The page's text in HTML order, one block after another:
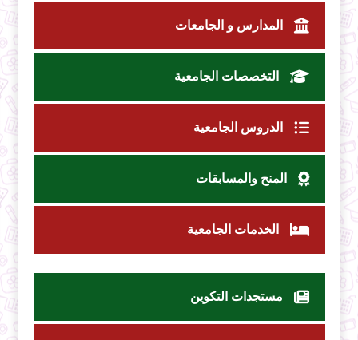
المدارس و الجامعات
التخصصات الجامعية
الدروس الجامعية
المنح والمسابقات
الخدمات الجامعية
مستجدات التكوين